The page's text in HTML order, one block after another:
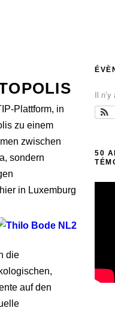
Plattform, in
zu einem
zwischen
sondern
in Luxemburg
die
auf den
Il
50